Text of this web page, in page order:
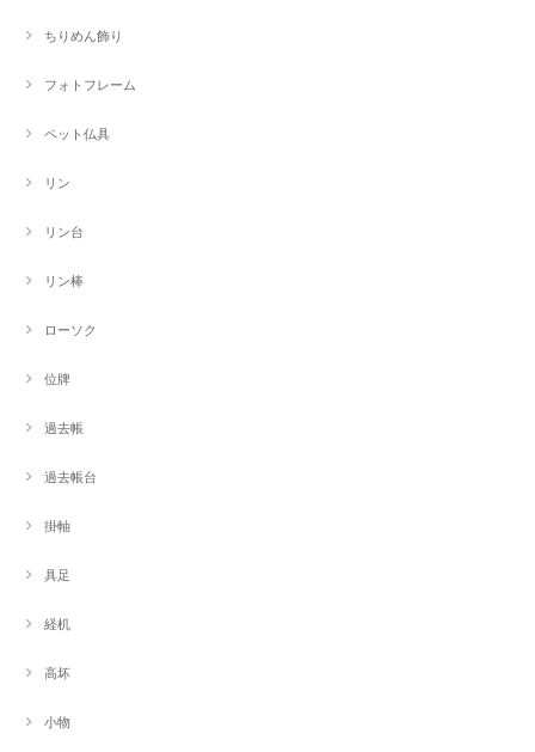
ちりめん飾り
フォトフレーム
ペット仏具
リン
リン台
リン棒
ローソク
位牌
過去帳
過去帳台
掛軸
具足
経机
高坏
小物